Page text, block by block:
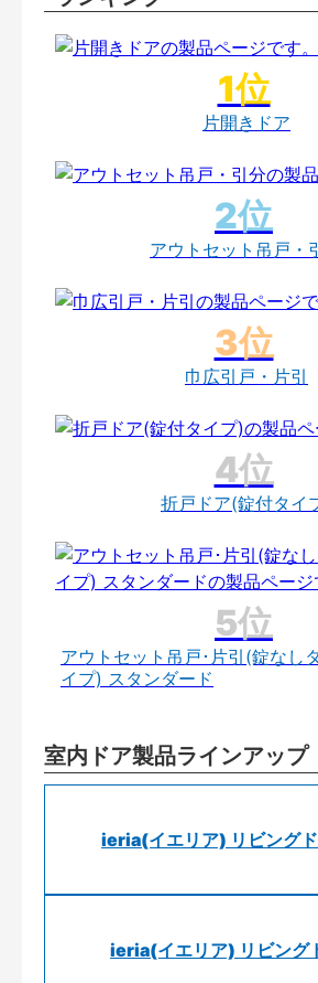
片開きドア
アウトセット吊戸・
巾広引戸・片引
折戸ドア(錠付タイ
アウトセット吊戸･片引(錠なし
イプ) スタンダード
室内ドア製品ラインアップ
ieria(イエリア) リビング
ieria(イエリア) リビング